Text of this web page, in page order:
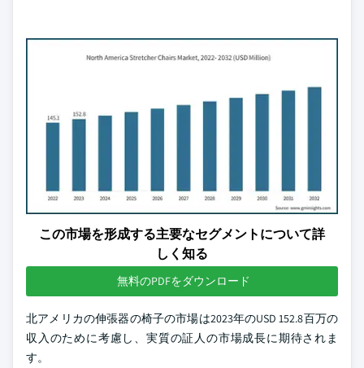
この市場を形成する主要なセグメントについて詳
しく知る
無料のPDFをダウンロード
北アメリカの伸張器の椅子の市場は2023年のUSD 152.8百万の
収入のために考慮し、実質の証人の市場成長に期待されま
す。